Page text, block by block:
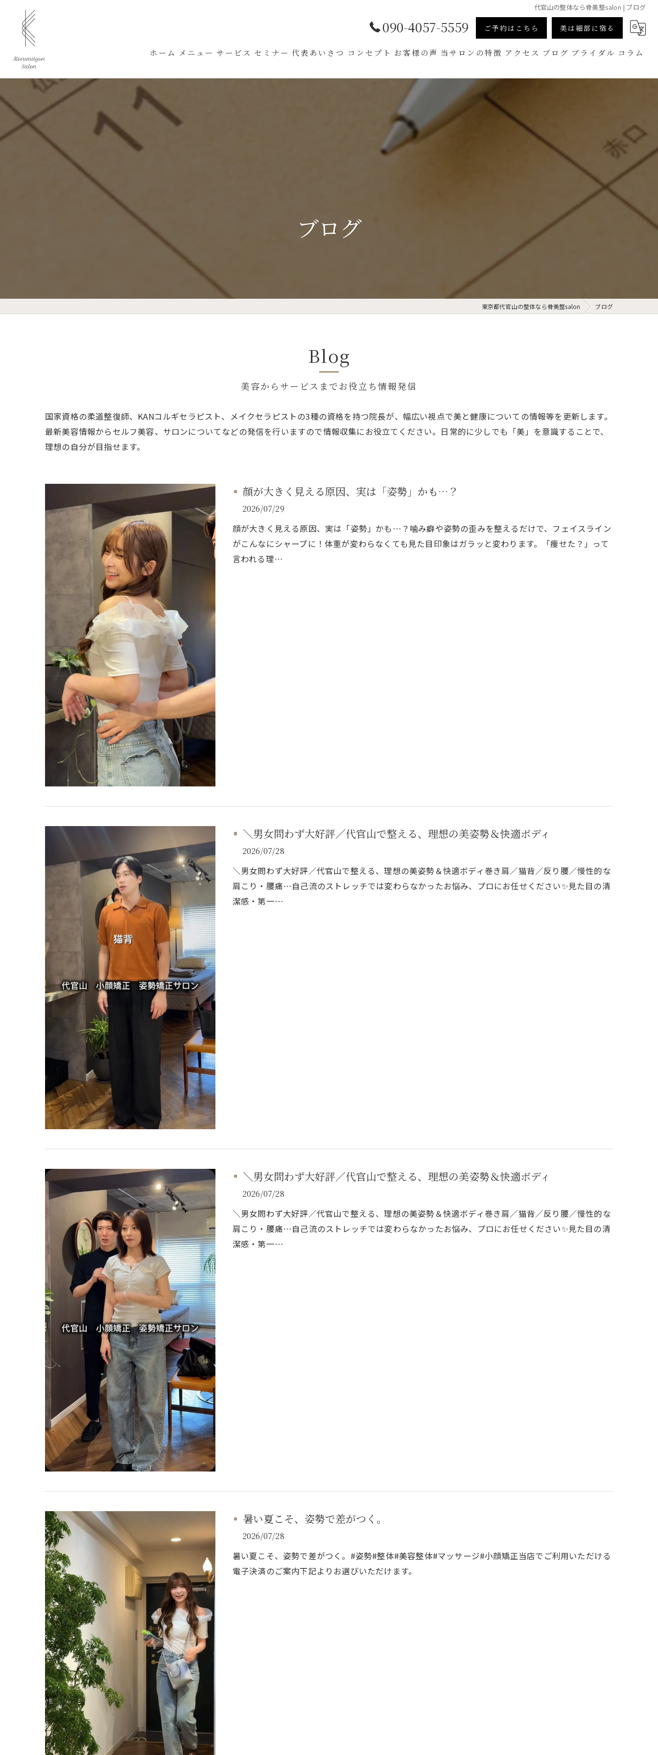
代官山の整体なら骨美整salon | ブログ
090-4057-5559 ご予約はこちら 美は細部に宿る
ホーム メニュー サービス セミナー 代表あいさつ コンセプト お客様の声 当サロンの特徴
骨盤矯正
アクセス ブログ ブライダル コラム
ブログ
東京都代官山の整体なら骨美整salon ブログ
Blog
美容からサービスまでお役立ち情報発信
国家資格の柔道整復師、KANコルギセラピスト、メイクセラピストの3種の資格を持つ院長が、幅広い視点で美と健康についての情報等を更新します。
最新美容情報からセルフ美容、サロンについてなどの発信を行いますので情報収集にお役立てください。日常的に少しでも「美」を意識することで、
理想の自分が目指せます。
顔が大きく見える原因、実は「姿勢」かも…？
2026/07/29
顔が大きく見える原因、実は「姿勢」かも…？噛み癖や姿勢の歪みを整えるだけで、フェイスライン
がこんなにシャープに！体重が変わらなくても見た目印象はガラッと変わります。「痩せた？」って
言われる理…
＼男女問わず大好評／代官山で整える、理想の美姿勢＆快適ボディ
2026/07/28
＼男女問わず大好評／代官山で整える、理想の美姿勢＆快適ボディ巻き肩／猫背／反り腰／慢性的な
肩こり・腰痛…自己流のストレッチでは変わらなかったお悩み、プロにお任せください✨見た目の清
潔感・第一…
＼男女問わず大好評／代官山で整える、理想の美姿勢＆快適ボディ
2026/07/28
＼男女問わず大好評／代官山で整える、理想の美姿勢＆快適ボディ巻き肩／猫背／反り腰／慢性的な
肩こり・腰痛…自己流のストレッチでは変わらなかったお悩み、プロにお任せください✨見た目の清
潔感・第一…
暑い夏こそ、姿勢で差がつく。
2026/07/28
暑い夏こそ、姿勢で差がつく。#姿勢#整体#美容整体#マッサージ#小顔矯正当店でご利用いただける
電子決済のご案内下記よりお選びいただけます。